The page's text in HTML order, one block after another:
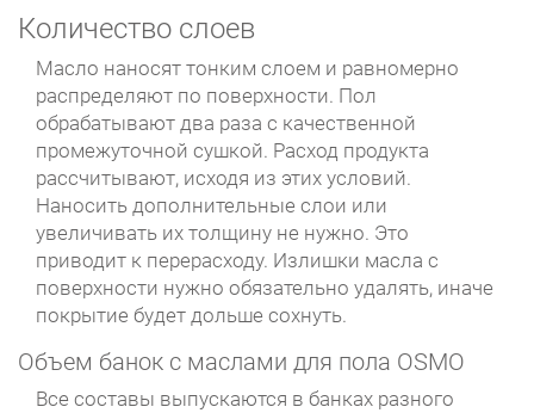
Количество слоев
Масло наносят тонким слоем и равномерно
распределяют по поверхности. Пол
обрабатывают два раза с качественной
промежуточной сушкой. Расход продукта
рассчитывают, исходя из этих условий.
Наносить дополнительные слои или
увеличивать их толщину не нужно. Это
приводит к перерасходу. Излишки масла с
поверхности нужно обязательно удалять, иначе
покрытие будет дольше сохнуть.
Объем банок с маслами для пола OSMO
Все составы выпускаются в банках разного